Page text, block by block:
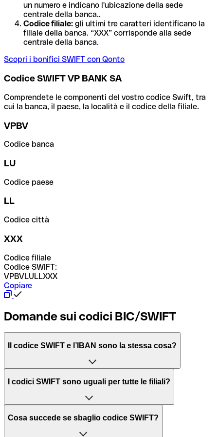
un numero e indicano l'ubicazione della sede
centrale della banca..
Codice filiale: gli ultimi tre caratteri identificano la
filiale della banca. “XXX” corrisponde alla sede
centrale della banca.
Scopri i bonifici SWIFT con Qonto
Codice SWIFT VP BANK SA
Comprendete le componenti del vostro codice Swift, tra
cui la banca, il paese, la località e il codice della filiale.
VPBV
Codice banca
LU
Codice paese
LL
Codice città
XXX
Codice filiale
Codice SWIFT:
VPBVLULLXXX
Copiare
Domande sui codici BIC/SWIFT
Il codice SWIFT e l’IBAN sono la stessa cosa?
L'acronimo SWIFT sta per “Society for Worldwide
per l’elaborazione dei pagamenti tra diversi Paesi.
Il BIC, invece, sta per “Bank Identifier Code” ed è una
I codici SWIFT sono uguali per tutte le filiali?
Dipende dalle banche. In alcuni casi le banche utilizzano
Cosa succede se sbaglio codice SWIFT?